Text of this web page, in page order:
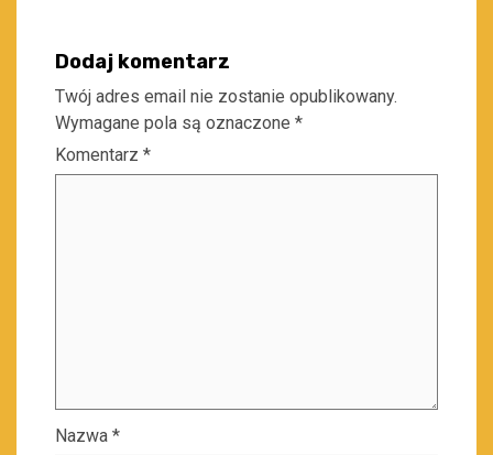
Dodaj komentarz
Twój adres email nie zostanie opublikowany.
Wymagane pola są oznaczone *
Komentarz *
Nazwa *